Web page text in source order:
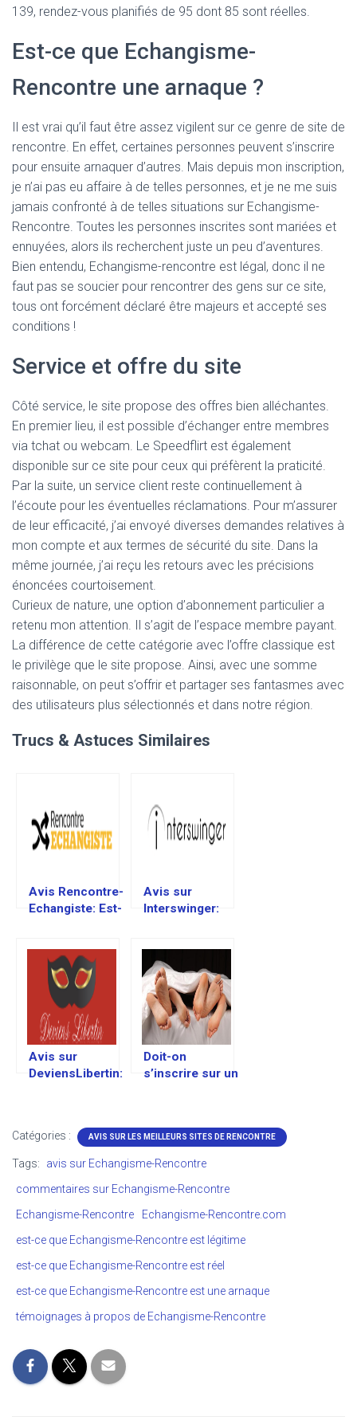
139, rendez-vous planifiés de 95 dont 85 sont réelles.
Est-ce que Echangisme-
Rencontre une arnaque ?
Il est vrai qu’il faut être assez vigilent sur ce genre de site de
rencontre. En effet, certaines personnes peuvent s’inscrire
pour ensuite arnaquer d’autres. Mais depuis mon inscription,
je n’ai pas eu affaire à de telles personnes, et je ne me suis
jamais confronté à de telles situations sur Echangisme-
Rencontre. Toutes les personnes inscrites sont mariées et
ennuyées, alors ils recherchent juste un peu d’aventures.
Bien entendu, Echangisme-rencontre est légal, donc il ne
faut pas se soucier pour rencontrer des gens sur ce site,
tous ont forcément déclaré être majeurs et accepté ses
conditions !
Service et offre du site
Côté service, le site propose des offres bien alléchantes.
En premier lieu, il est possible d’échanger entre membres
via tchat ou webcam. Le Speedflirt est également
disponible sur ce site pour ceux qui préfèrent la praticité.
Par la suite, un service client reste continuellement à
l’écoute pour les éventuelles réclamations. Pour m’assurer
de leur efficacité, j’ai envoyé diverses demandes relatives à
mon compte et aux termes de sécurité du site. Dans la
même journée, j’ai reçu les retours avec les précisions
énoncées courtoisement.
Curieux de nature, une option d’abonnement particulier a
retenu mon attention. Il s’agit de l’espace membre payant.
La différence de cette catégorie avec l’offre classique est
le privilège que le site propose. Ainsi, avec une somme
raisonnable, on peut s’offrir et partager ses fantasmes avec
des utilisateurs plus sélectionnés et dans notre région.
Trucs & Astuces Similaires
Avis Rencontre-
Echangiste: Est-
Avis sur
Interswinger:
Avis sur
DeviensLibertin:
Doit-on
s’inscrire sur un
Catégories : AVIS SUR LES MEILLEURS SITES DE RENCONTRE
Tags:
avis sur Echangisme-Rencontre
commentaires sur Echangisme-Rencontre
Echangisme-Rencontre
Echangisme-Rencontre.com
est-ce que Echangisme-Rencontre est légitime
est-ce que Echangisme-Rencontre est réel
est-ce que Echangisme-Rencontre est une arnaque
témoignages à propos de Echangisme-Rencontre